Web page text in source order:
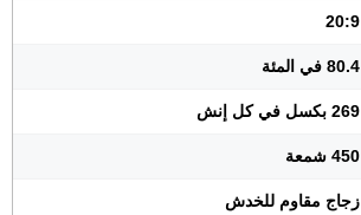
20:9
80.4 في المئة
269 بكسل في كل إنش
450 شمعة
زجاج مقاوم للخدش